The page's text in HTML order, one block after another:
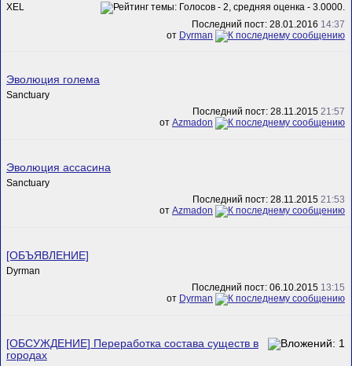
XEL
Последний пост: 28.01.2016 14:37
от Dyrman
Эволюция голема
Sanctuary
Последний пост: 28.11.2015 21:57
от Azmadon
Эволюция ассасина
Sanctuary
Последний пост: 28.11.2015 21:53
от Azmadon
[ОБЪЯВЛЕНИЕ]
Dyrman
Последний пост: 06.10.2015 13:15
от Dyrman
[ОБСУЖДЕНИЕ] Переработка состава существ в
городах